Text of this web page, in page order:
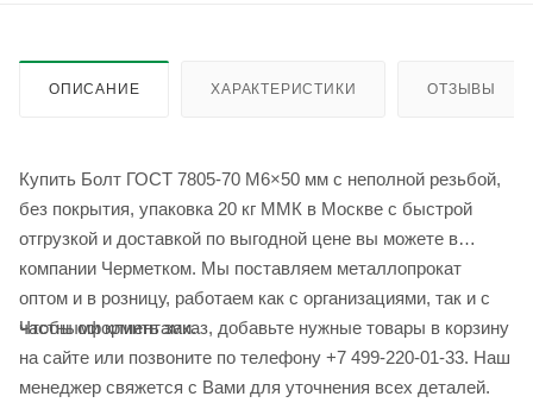
ОПИСАНИЕ ХАРАКТЕРИСТИКИ ОТЗЫВЫ
Купить Болт ГОСТ 7805-70 М6×50 мм с неполной резьбой,
без покрытия, упаковка 20 кг ММК в Москве с быстрой
отгрузкой и доставкой по выгодной цене вы можете в
компании Черметком. Мы поставляем металлопрокат
оптом и в розницу, работаем как с организациями, так и с
частными клиентами.
Чтобы оформить заказ, добавьте нужные товары в корзину
на сайте или позвоните по телефону +7 499-220-01-33. Наш
менеджер свяжется с Вами для уточнения всех деталей.